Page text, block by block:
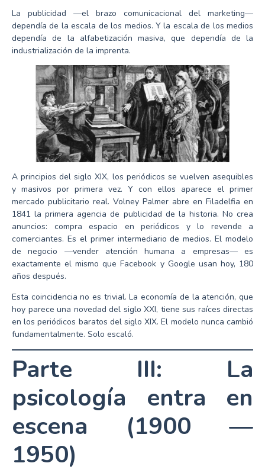
La publicidad —el brazo comunicacional del marketing—
dependía de la escala de los medios. Y la escala de los medios
dependía de la alfabetización masiva, que dependía de la
industrialización de la imprenta.
A principios del siglo XIX, los periódicos se vuelven asequibles
y masivos por primera vez. Y con ellos aparece el primer
mercado publicitario real. Volney Palmer abre en Filadelfia en
1841 la primera agencia de publicidad de la historia. No crea
anuncios: compra espacio en periódicos y lo revende a
comerciantes. Es el primer intermediario de medios. El modelo
de negocio —vender atención humana a empresas— es
exactamente el mismo que Facebook y Google usan hoy, 180
años después.
Esta coincidencia no es trivial. La economía de la atención, que
hoy parece una novedad del siglo XXI, tiene sus raíces directas
en los periódicos baratos del siglo XIX. El modelo nunca cambió
fundamentalmente. Solo escaló.
Parte III: La
psicología entra en
escena (1900 —
1950)